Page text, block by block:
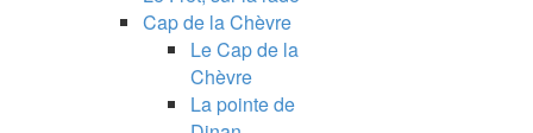
Cap de la Chèvre
Le Cap de la
Chèvre
La pointe de